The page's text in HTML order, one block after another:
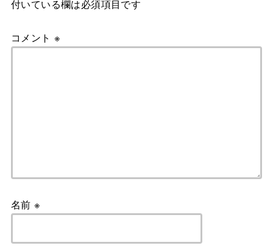
付いている欄は必須項目です
コメント ※
名前※